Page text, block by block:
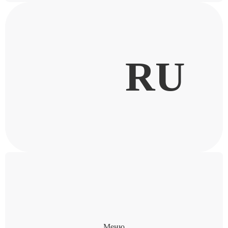
RU